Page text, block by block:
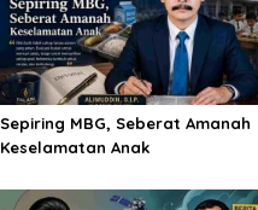
Sepiring MBG, Seberat Amanah
Keselamatan Anak